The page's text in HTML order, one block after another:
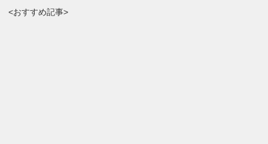
<おすすめ記事>